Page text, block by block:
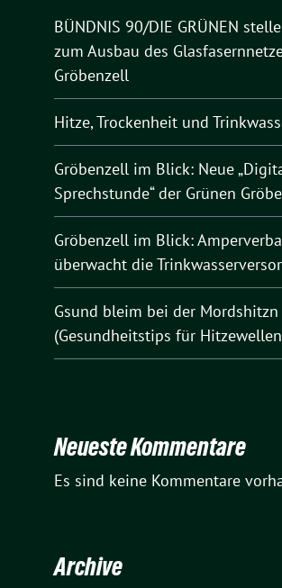
BÜNDNIS 90/DIE GRÜNEN
zum Ausbau des
Gröbenzell
Hitze, Trockenheit und
Gröbenzell im Blick: Neue
Sprechstunde“ der Grünen
Gröbenzell im Blick:
überwacht die
Gsund bleim bei der Mordshitzn
(Gesundheitstips für
Neueste Kommentare
Es sind keine Kommentare
Archive